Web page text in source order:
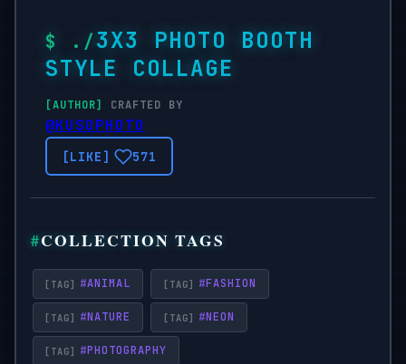
3X3 PHOTO BOOTH
STYLE COLLAGE
CRAFTED BY
@KUSOPHOTO
571
COLLECTION TAGS
#ANIMAL #FASHION
#NATURE #NEON
#PHOTOGRAPHY